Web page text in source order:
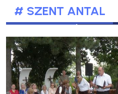
# SZENT ANTAL